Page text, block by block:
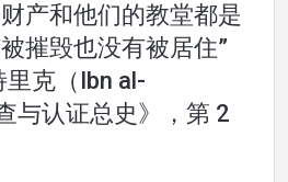
产和他们的教堂都是
摧毁也没有被居住”
里克（Ibn al-
与认证总史》，第 2